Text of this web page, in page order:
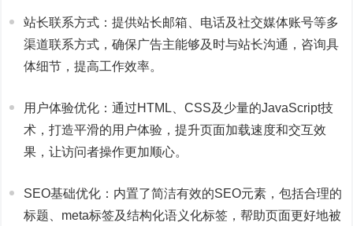
站长联系方式：提供站长邮箱、电话及社交媒体账号等多
渠道联系方式，确保广告主能够及时与站长沟通，咨询具
体细节，提高工作效率。
用户体验优化：通过HTML、CSS及少量的JavaScript技
术，打造平滑的用户体验，提升页面加载速度和交互效
果，让访问者操作更加顺心。
SEO基础优化：内置了简洁有效的SEO元素，包括合理的
标题、meta标签及结构化语义化标签，帮助页面更好地被